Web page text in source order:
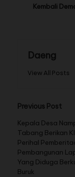
Kembali
Daeng
View All Posts
Previous Post
Kepala Desa
Tabang Berikan
Perihal
Pembangunan
Yang Diduga
Buruk